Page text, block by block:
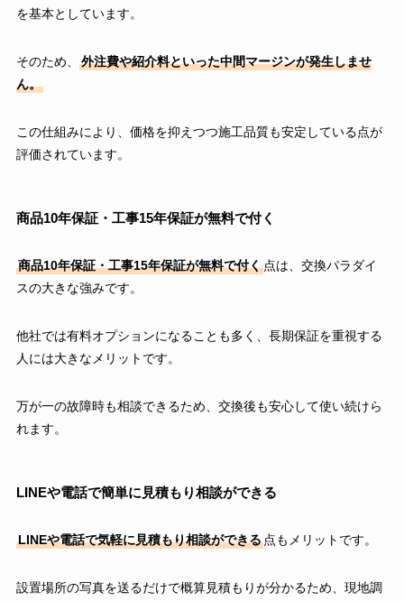
を基本としています。
そのため、
外注費や紹介料といった中間マージンが発生しませ
ん。
この仕組みにより、価格を抑えつつ施工品質も安定している点が
評価されています。
商品10年保証・工事15年保証が無料で付く
商品10年保証・工事15年保証が無料で付く点は、交換パラダイ
スの大きな強みです。
他社では有料オプションになることも多く、長期保証を重視する
人には大きなメリットです。
万が一の故障時も相談できるため、交換後も安心して使い続けら
れます。
LINEや電話で簡単に見積もり相談ができる
LINEや電話で気軽に見積もり相談ができる点もメリットです。
設置場所の写真を送るだけで概算見積もりが分かるため、現地調